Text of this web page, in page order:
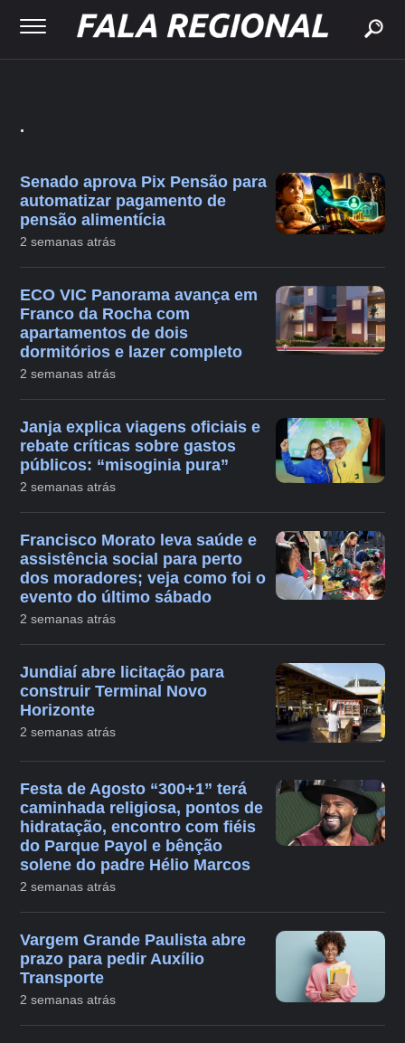
.
Senado aprova Pix Pensão para
automatizar pagamento de
pensão alimentícia
2 semanas atrás
ECO VIC Panorama avança em
Franco da Rocha com
apartamentos de dois
dormitórios e lazer completo
2 semanas atrás
Janja explica viagens oficiais e
rebate críticas sobre gastos
públicos: “misoginia pura”
2 semanas atrás
Francisco Morato leva saúde e
assistência social para perto
dos moradores; veja como foi o
evento do último sábado
2 semanas atrás
Jundiaí abre licitação para
construir Terminal Novo
Horizonte
2 semanas atrás
Festa de Agosto “300+1” terá
caminhada religiosa, pontos de
hidratação, encontro com fiéis
do Parque Payol e bênção
solene do padre Hélio Marcos
2 semanas atrás
Vargem Grande Paulista abre
prazo para pedir Auxílio
Transporte
2 semanas atrás